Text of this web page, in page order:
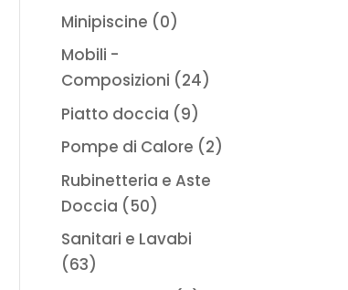
Minipiscine (0)
Mobili -
Composizioni (24)
Piatto doccia (9)
Pompe di Calore (2)
Rubinetteria e Aste
Doccia (50)
Sanitari e Lavabi
(63)